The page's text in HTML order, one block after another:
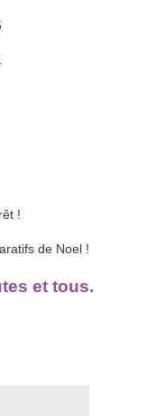
!
de Noel !
et tous.